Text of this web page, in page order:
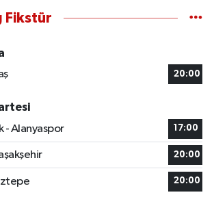
Fikstür
20:00
- Alanyaspor
17:00
20:00
20:00